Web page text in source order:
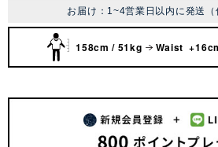
お届け：1~4営業日以内に発送（
158cm / 51kg Waist